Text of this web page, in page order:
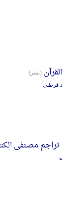
(نشر)
قرطبی
مصنفی